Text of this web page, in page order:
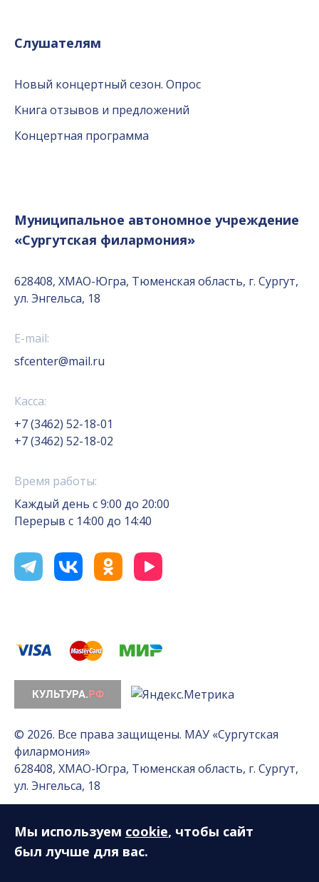
Слушателям
Новый концертный сезон. Опрос
Книга отзывов и предложений
Концертная программа
Муниципальное автономное учреждение
«Сургутская филармония»
628408, ХМАО-Югра, Тюменская область, г. Сургут,
ул. Энгельса, 18
E-mail:
sfcenter@mail.ru
Касса:
+7 (3462) 52-18-01
+7 (3462) 52-18-02
Время работы:
Каждый день с 9:00 до 20:00
Перерыв с 14:00 до 14:40
© 2026. Все права защищены. МАУ «Сургутская
филармония»
628408, ХМАО-Югра, Тюменская область, г. Сургут,
ул. Энгельса, 18
Разработка сайта — Интернет-лаборатория
«Делиссимо»
Мы используем cookie, чтобы сайт
был лучше для вас.